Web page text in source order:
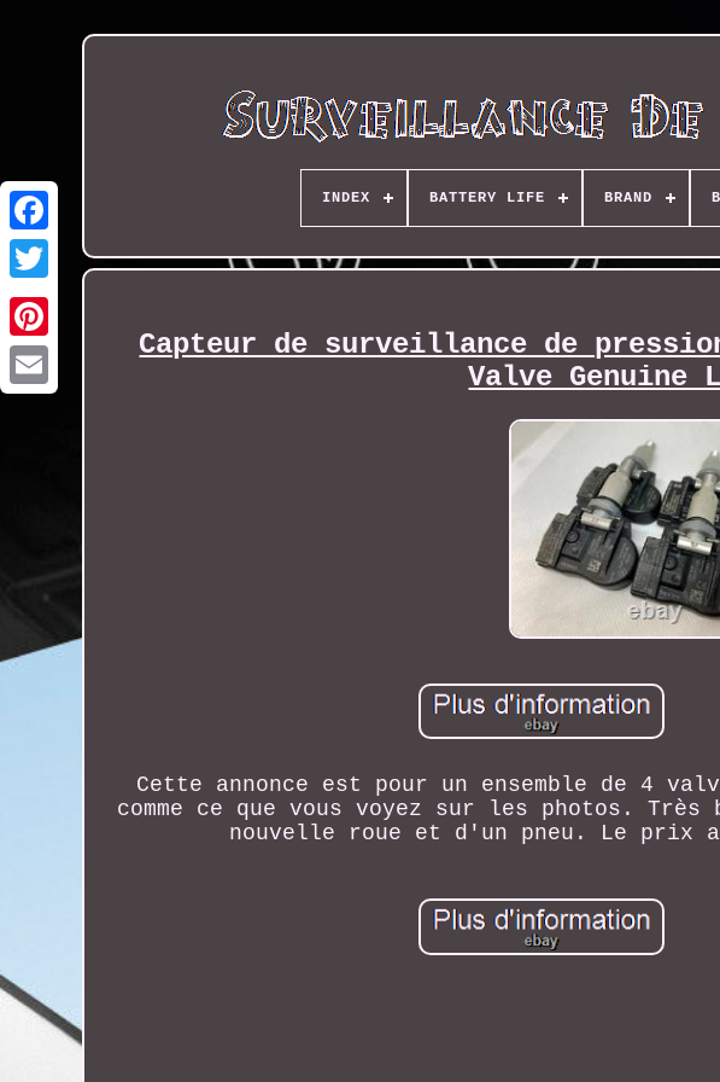
INDEX BATTERY LIFE BRAND
Capteur de surveillance de pression
Valve Genuine
Cette annonce est pour un ensemble de 4
comme ce que vous voyez sur les photos. Très
nouvelle roue et d'un pneu. Le prix